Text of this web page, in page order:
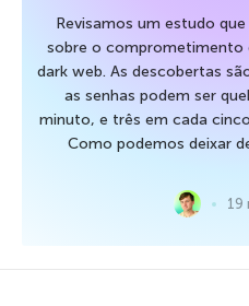
Revisamos um estudo
sobre o comprometimento
dark web. As descobertas
as senhas podem ser
minuto, e três em cada
Como podemos deixar
19